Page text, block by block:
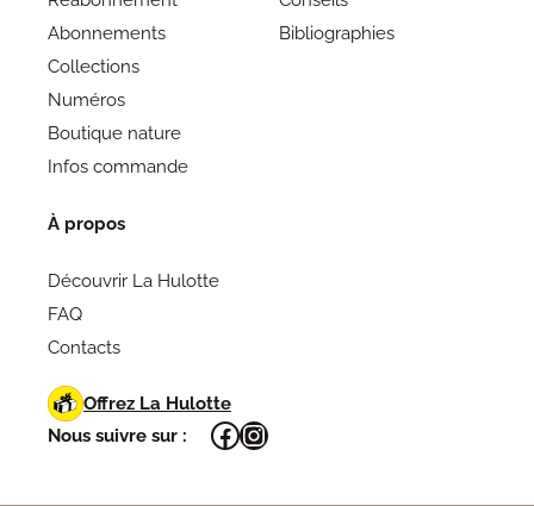
Abonnements
Collections
Numéros
Boutique nature
Infos commande
Bibliographies
À propos
Découvrir La Hulotte
FAQ
Contacts
Offrez La Hulotte
Nous suivre sur :
Facebook
Instagram